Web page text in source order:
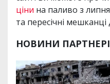
ціни на паливо з
та пересічні мешканці